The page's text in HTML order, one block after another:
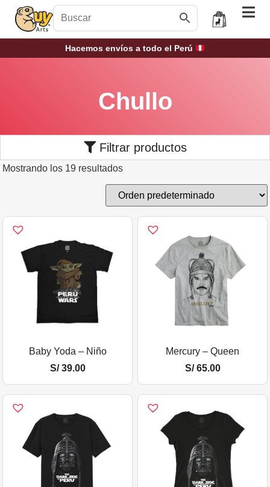
Hacemos envíos a todo el Perú
Chullo
Filtrar productos
Mostrando los 19 resultados
Baby Yoda – Niño
S/39.00
Mercury – Queen
S/65.00